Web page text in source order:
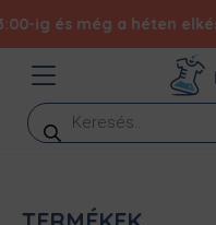
a héten elkészítjük
Products
search